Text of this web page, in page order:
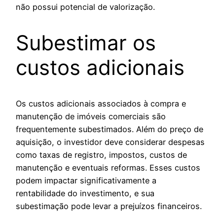
não possui potencial de valorização.
Subestimar os
custos adicionais
Os custos adicionais associados à compra e
manutenção de imóveis comerciais são
frequentemente subestimados. Além do preço de
aquisição, o investidor deve considerar despesas
como taxas de registro, impostos, custos de
manutenção e eventuais reformas. Esses custos
podem impactar significativamente a
rentabilidade do investimento, e sua
subestimação pode levar a prejuízos financeiros.